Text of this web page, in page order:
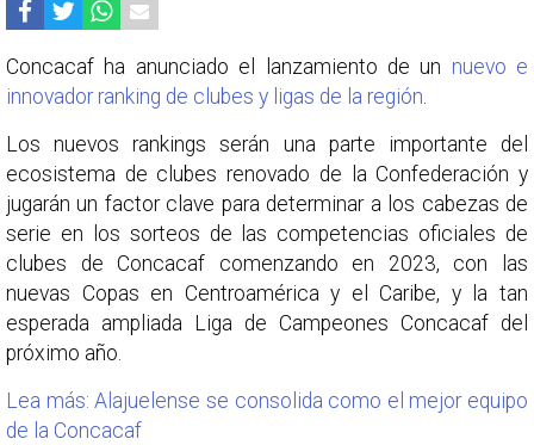
Concacaf ha anunciado el lanzamiento de un nuevo e
innovador ranking de clubes y ligas de la región.
Los nuevos rankings serán una parte importante del
ecosistema de clubes renovado de la Confederación y
jugarán un factor clave para determinar a los cabezas de
serie en los sorteos de las competencias oficiales de
clubes de Concacaf comenzando en 2023, con las
nuevas Copas en Centroamérica y el Caribe, y la tan
esperada ampliada Liga de Campeones Concacaf del
próximo año.
Lea más: Alajuelense se consolida como el mejor equipo
de la Concacaf